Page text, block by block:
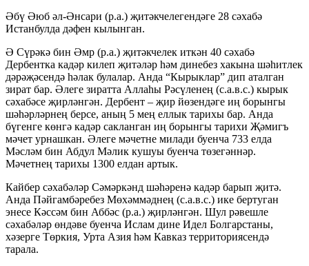
Әбү Әюб әл-Әнсари (р.а.) җитәкчелегендәге 28 сәхабә
Истанбулда дәфен кылынган.
Ә Сүрәкә бин Әмр (р.а.) җитәкчелек иткән 40 сәхабә
Дербентка кадәр килеп җитәләр һәм динебез хакына шәһитлек
дәрәҗәсендә һәлак булалар. Анда “Кырыклар” дип аталган
зират бар. Әлеге зиратта Аллаһы Рәсүленең (с.а.в.с.) кырык
сәхабәсе җирләнгән. Дербент – җир йөзендәге иң борынгы
шәһәрләрнең берсе, аның 5 мең еллык тарихы бар. Анда
бүгенге көнгә кадәр сакланган иң борынгы тарихи Җәмигъ
мәчет урнашкан. Әлеге мәчетне милади буенча 733 елда
Мәсләм бин Абдул Мәлик кушуы буенча төзегәннәр.
Мәчетнең тарихы 1300 елдан артык.
Кайбер сәхабәләр Сәмәркәнд шәһәренә кадәр барып җитә.
Анда Пәйгамбәребез Мөхәммәднең (с.а.в.с.) ике бертуган
энесе Кәссәм бин Аббәс (р.а.) җирләнгән. Шул рәвешле
сәхабәләр өндәве буенча Ислам дине Идел Болгарстаны,
хәзерге Төркия, Урта Азия һәм Кавказ территориясендә
тарала.